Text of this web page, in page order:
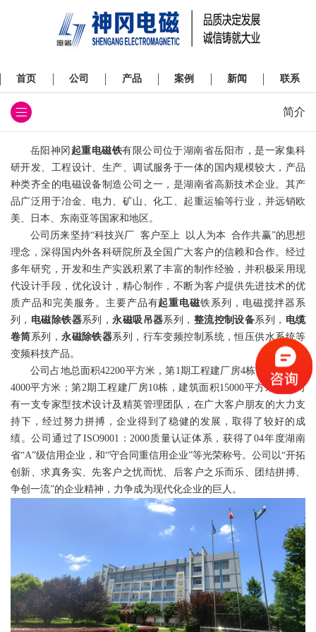
首页 公司 产品 案例 新闻 联系
简介
岳阳神冈 起重电磁铁有限公司位于湖南省岳阳市，是一家集科
研开发、工程设计、生产、调试服务于一体的国内规模较大，产品
种类齐全的电磁设备制造公司之一，是湖南省高新技术企业。其产
品广泛用于冶金、电力、矿山、化工、起重运输等行业，并远销欧
美、日本、东南亚等国家和地区。
公司历来坚持“科技兴厂 客户至上 以人为本 合作共赢”的思想
理念，深得国内外各科研院所及全国广大客户的信赖和合作。经过
多年研究，开发和生产实践积累了丰富的制作经验，并积极采用现
代设计手段，优化设计，精心制作，不断为客户提供先进技术的优
质产品和完美服务。主要产品有起重电磁铁系列，电磁搅拌器系
列， 电磁除铁器系列，永磁吸吊器系列， 整流控制设备系列， 电缆
卷筒系列，永磁除铁器系列，行车变频控制系统，恒压供水系统等
变频科技产品。
公司占地总面积42200平方米，第1期工程建厂房4栋，建筑面积
4000平方米；第2期工程建厂房10栋，建筑面积15000平方米。公司
有一支专家型技术设计及精英管理团队，在广大客户朋友的大力支
持下，经过努力拼搏，企业得到了稳健的发展，取得了较好的成
绩。公司通过了ISO9001：2000质量认证体系，获得了04年度湖南
省“A”级信用企业，和“守合同重信用企业”等光荣称号。公司以“开拓
创新、求真务实、先客户之忧而忧、后客户之乐而乐、团结拼搏、
争创一流”的企业精神，力争成为现代化企业的巨人。